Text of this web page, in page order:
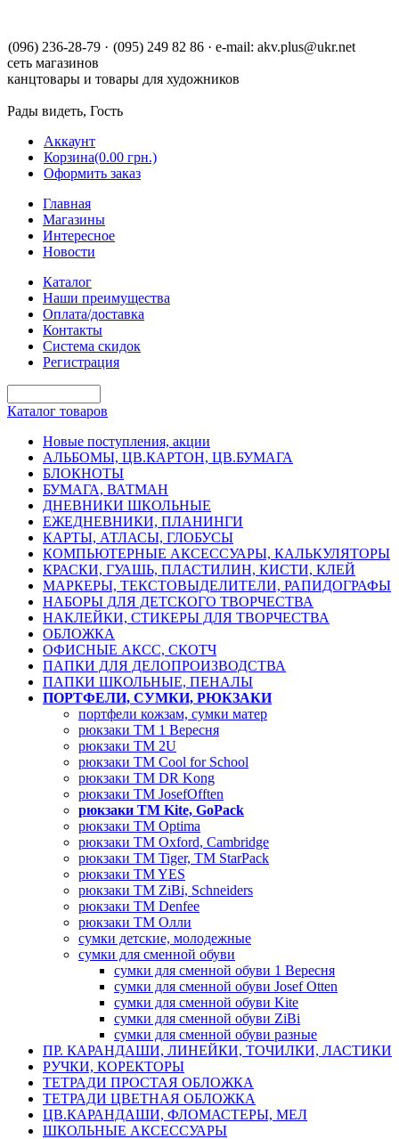
(096) 236-28-79 · (095) 249 82 86 · e-mail: akv.plus@ukr.net
сеть магазинов
канцтовары и товары для художников
Рады видеть, Гость
Аккаунт
Корзина(0.00 грн.)
Оформить заказ
Главная
Магазины
Интересное
Новости
Каталог
Наши преимущества
Оплата/доставка
Контакты
Система скидок
Регистрация
Каталог товаров
Новые поступления, акции
АЛЬБОМЫ, ЦВ.КАРТОН, ЦВ.БУМАГА
БЛОКНОТЫ
БУМАГА, ВАТМАН
ДНЕВНИКИ ШКОЛЬНЫЕ
ЕЖЕДНЕВНИКИ, ПЛАНИНГИ
КАРТЫ, АТЛАСЫ, ГЛОБУСЫ
КОМПЬЮТЕРНЫЕ АКСЕССУАРЫ, КАЛЬКУЛЯТОРЫ
КРАСКИ, ГУАШЬ, ПЛАСТИЛИН, КИСТИ, КЛЕЙ
МАРКЕРЫ, ТЕКСТОВЫДЕЛИТЕЛИ, РАПИДОГРАФЫ
НАБОРЫ ДЛЯ ДЕТСКОГО ТВОРЧЕСТВА
НАКЛЕЙКИ, СТИКЕРЫ ДЛЯ ТВОРЧЕСТВА
ОБЛОЖКА
ОФИСНЫЕ АКСС, СКОТЧ
ПАПКИ ДЛЯ ДЕЛОПРОИЗВОДСТВА
ПАПКИ ШКОЛЬНЫЕ, ПЕНАЛЫ
ПОРТФЕЛИ, СУМКИ, РЮКЗАКИ
портфели кожзам, сумки матер
рюкзаки TM 1 Вересня
рюкзаки TM 2U
рюкзаки TM Cool for School
рюкзаки TM DR Kong
рюкзаки TM JosefOfften
рюкзаки TM Kite, GoPack
рюкзаки TM Optima
рюкзаки TM Oxford, Cambridge
рюкзаки TM Tiger, TM StarPack
рюкзаки TM YES
рюкзаки TM ZiBi, Schneiders
рюкзаки ТМ Denfee
рюкзаки ТМ Олли
сумки детские, молодежные
сумки для сменной обуви
сумки для сменной обуви 1 Вересня
сумки для сменной обуви Josef Otten
сумки для сменной обуви Kite
сумки для сменной обуви ZiBi
сумки для сменной обуви разные
ПР. КАРАНДАШИ, ЛИНЕЙКИ, ТОЧИЛКИ, ЛАСТИКИ
РУЧКИ, КОРЕКТОРЫ
ТЕТРАДИ ПРОСТАЯ ОБЛОЖКА
ТЕТРАДИ ЦВЕТНАЯ ОБЛОЖКА
ЦВ.КАРАНДАШИ, ФЛОМАСТЕРЫ, МЕЛ
ШКОЛЬНЫЕ АКСЕССУАРЫ